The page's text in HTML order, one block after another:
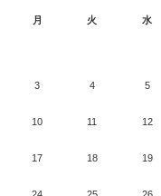
月 火 水
3 4 5
10 11 12
17 18 19